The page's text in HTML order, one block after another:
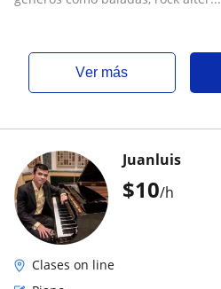
ver más
$10/h
Juanluis
Clases on line